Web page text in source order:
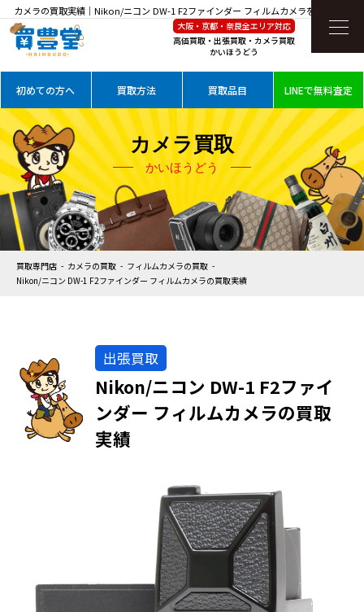
カメラの買取実績｜Nikon/ニコン DW-1 F2ファインダー フィルムカメラを高価買取
大阪・京都・奈良全エリア対応
高価買取・出張買取・カメラ買取
かいほうどう
初めての方へ 買取方法 買取品目 LINEで無料査定
カメラ買取
かいほうどう
買取専門店 カメラの買取
フィルムカメラの買取
Nikon/ニコン DW-1 F2ファインダー フィルムカメラの買取実績
出張買取
Nikon/ニコン DW-1 F2ファイ
ンダー フィルムカメラの買取
実績